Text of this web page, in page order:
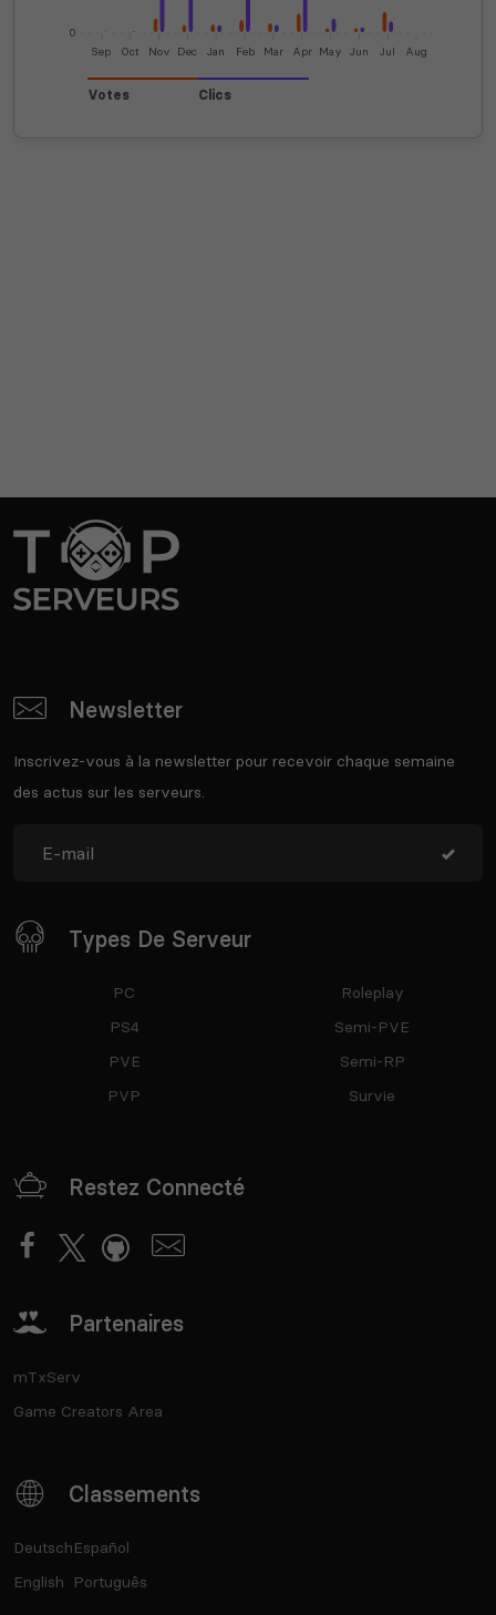
0
Sep Oct Nov Dec Jan Feb Mar Apr May Jun Jul Aug
Votes Clics
Newsletter
Inscrivez-vous à la newsletter pour recevoir chaque semaine
des actus sur les serveurs.
Types De Serveur
PC
PS4
PVE
PVP
Roleplay
Semi-PVE
Semi-RP
Survie
Restez Connecté
Partenaires
mTxServ
Game Creators Area
Classements
Deutsch
English
Español
Português